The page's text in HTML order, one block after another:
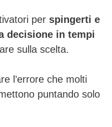
per spingerti e
decisione in tempi
sulla scelta.
l’errore che molti
puntando solo